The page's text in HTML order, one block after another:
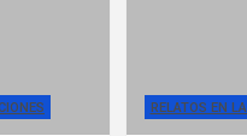
RELATOS EN